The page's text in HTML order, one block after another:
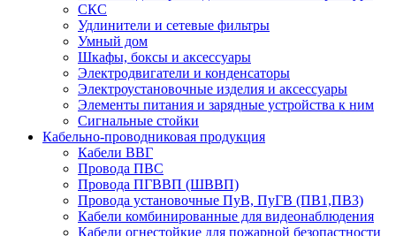
СКС
Удлинители и сетевые фильтры
Умный дом
Шкафы, боксы и аксессуары
Электродвигатели и конденсаторы
Электроустановочные изделия и аксессуары
Элементы питания и зарядные устройства к ним
Сигнальные стойки
Кабельно-проводниковая продукция
Кабели ВВГ
Провода ПВС
Провода ПГВВП (ШВВП)
Провода установочные ПуВ, ПуГВ (ПВ1,ПВ3)
Кабели комбинированные для видеонаблюдения
Кабели огнестойкие для пожарной безопастности